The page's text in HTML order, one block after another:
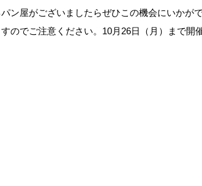
ン屋がございましたらぜひこの機会にいかが
のでご注意ください。10月26日（月）まで開催